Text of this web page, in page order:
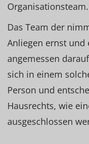
Organisationsteam.
Das Team der
Anliegen ernst und
angemessen
sich in einem
Person und
Hausrechts, wie
ausgeschlossen